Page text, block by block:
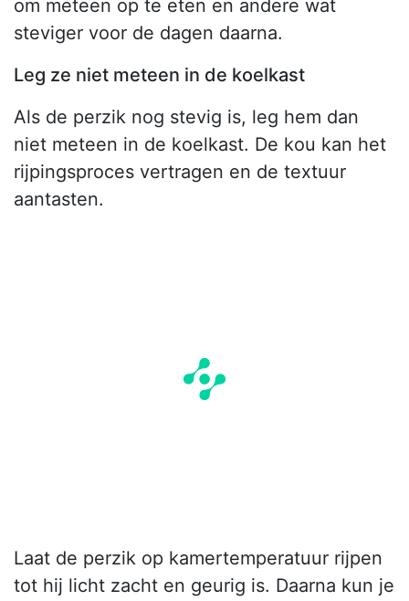
om meteen op te eten en andere wat
steviger voor de dagen daarna.
Leg ze niet meteen in de koelkast
Als de perzik nog stevig is, leg hem dan
niet meteen in de koelkast. De kou kan het
rijpingsproces vertragen en de textuur
aantasten.
Laat de perzik op kamertemperatuur rijpen
tot hij licht zacht en geurig is. Daarna kun je